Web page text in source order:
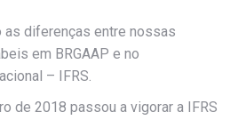
as diferenças entre nossas
em BRGAAP e no
– IFRS.
de 2018 passou a vigorar a IFRS